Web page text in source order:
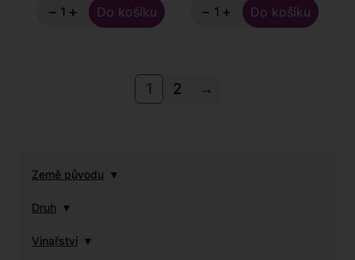
− + − +
1 2 →
Země původu
Druh
Vinařství